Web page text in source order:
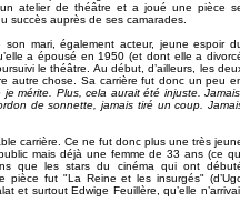
atelier de théâtre et a joué une pièce
succès auprès de ses camarades.
mari, également acteur, jeune espoir
a épousé en 1950 (et dont elle a
le théâtre. Au début, d’ailleurs, les
autre chose. Sa carrière fut donc un peu
je mérite. Plus, cela aurait été injuste.
de sonnette, jamais tiré un coup.
carrière. Ce ne fut donc plus une très
mais déjà une femme de 33 ans (ce
que les stars du cinéma qui ont
pièce fut "La Reine et les insurgés"
et surtout Edwige Feuillère, qu’elle